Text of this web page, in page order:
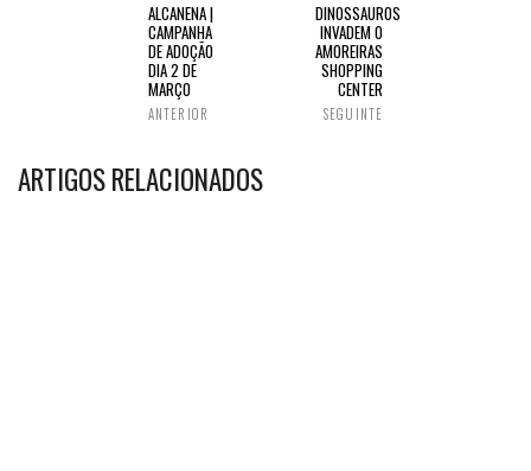
ALCANENA |
CAMPANHA
DE ADOÇÃO
DIA 2 DE
MARÇO
ANTERIOR
DINOSSAUROS
INVADEM O
AMOREIRAS
SHOPPING
CENTER
SEGUINTE
ARTIGOS RELACIONADOS